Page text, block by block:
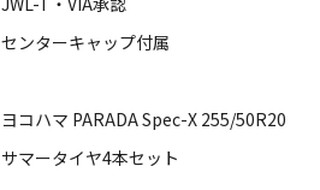
センターキャップ付属
ヨコハマ PARADA Spec-X 255/50R20
サマータイヤ4本セット